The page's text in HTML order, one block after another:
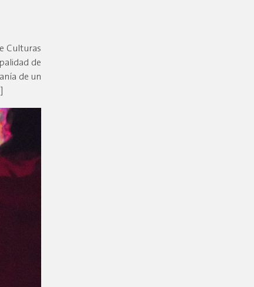
Culturas
de
de un